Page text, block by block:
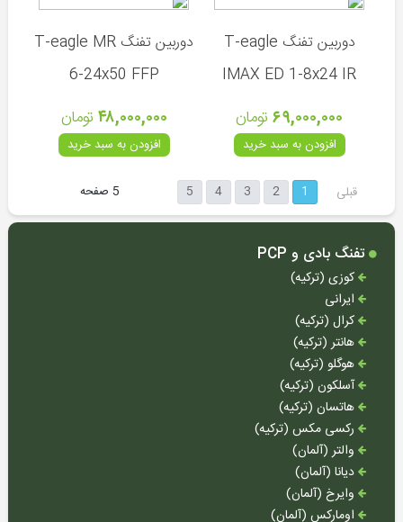
شارژ
دوربین
لیزر
رددات
تفنگ
پایه
دوربین
تفنگ
سایلنسر
(صدا
خفه
کن)
کیف
هارد
کیس
دوربین تفنگ T-eagle
IMAX ED 1-8x24 IR
۶۹,۰۰۰,۰۰۰ تومان
افزودن به سبد خرید
دوربین تفنگ T-eagle MR
6-24x50 FFP
۴۸,۰۰۰,۰۰۰ تومان
افزودن به سبد خرید
قبلی 1
2
3
4
5 5 صفحه
تفنگ بادی و PCP
کوزی (ترکیه)
ایرانی
کرال (ترکیه)
هانتر (ترکیه)
هوگلو (ترکیه)
آسلکون (ترکیه)
هاتسان (ترکیه)
رکسی مکس (ترکیه)
والتر (آلمان)
دیانا (آلمان)
وایرخ (آلمان)
اومارکس (آلمان)